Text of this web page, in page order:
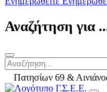
Αναζήτηση για
Πατησίων 69 &